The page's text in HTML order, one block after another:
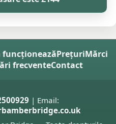
funcționeazăPrețuriMărci
frecventeContact
| Email: